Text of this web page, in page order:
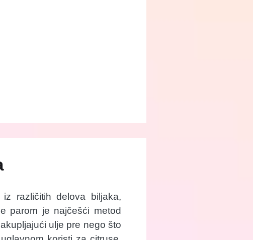
različitih delova biljaka,
parom je najčešći metod
ulje pre nego što